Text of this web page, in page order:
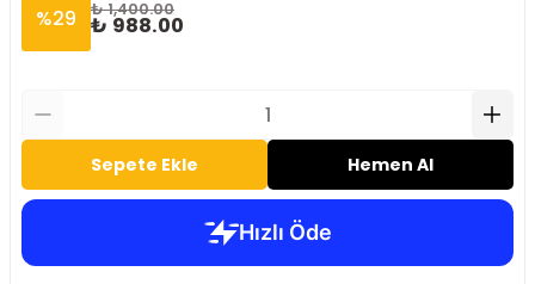
%29 ₺ 1,400.00
₺ 988.00
Sepete Ekle Hemen Al